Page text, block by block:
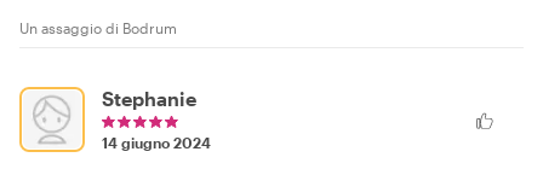
Un assaggio di Bodrum
Stephanie
14 giugno 2024